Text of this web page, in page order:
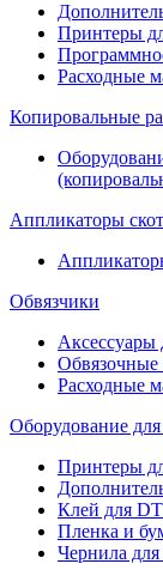
Принтеры
Расходные
Копировальные
Аппликаторы
Обвязчики
Аксессуары
Расходные
Оборудование
Принтеры
Клей для
Пленка и
Чернила